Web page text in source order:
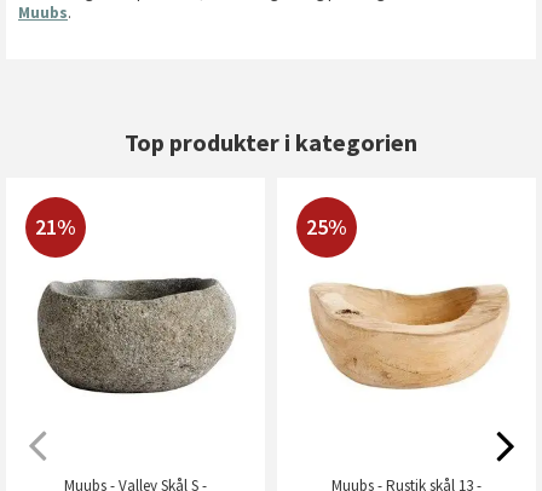
Muubs.
Top produkter i kategorien
21%
Muubs - Valley Skål S -
25%
Muubs - Rustik skål 13 -